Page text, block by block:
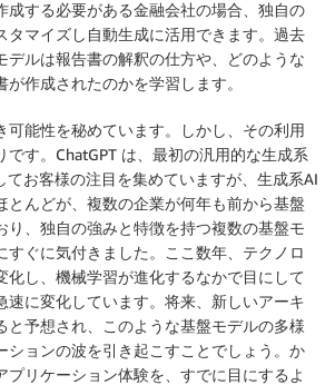
成する必要がある金融会社の場合、独自の
タマイズし自動生成に活用できます。過去
デルは報告書の解釈の仕方や、どのような
作成されたのかを学習します。
可能性を秘めています。しかし、その利用
です。ChatGPT は、最初の汎用的な生成系
てお客様の注目を集めていますが、生成系AI
とんどが、複数の企業が何年も前から基盤
り、独自の強みと特徴を持つ複数の基盤モ
すぐに気付きました。ここ数年、テクノロ
化し、機械学習が進化するなかで目にして
速に変化しています。将来、新しいアーキ
と予想され、このような基盤モデルの多様
ションの波を引き起こすことでしょう。か
プリケーション体験を、すでに目にするよ